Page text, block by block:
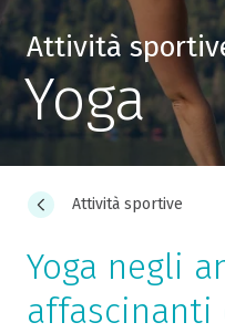
Attività
Yoga
Attività sportive
Yoga negli
affascinanti